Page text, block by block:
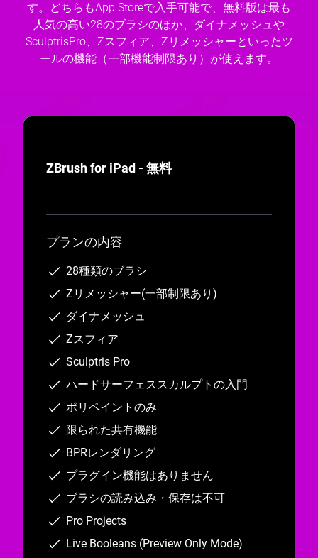
す。どちらもApp Storeで入手可能で、無料版は最も
人気の高い28のブラシのほか、ダイナメッシュや
SculptrisPro、Zスフィア、Zリメッシャーといったツ
ールの機能（一部機能制限あり）が使えます。
ZBrush for iPad - 無料
プランの内容
28種類のブラシ
Zリメッシャー(一部制限あり)
ダイナメッシュ
Zスフィア
Sculptris Pro
ハードサーフェススカルプトの入門
ポリペイントのみ
限られた共有機能
BPRレンダリング
プラグイン機能はありません
ブラシの読み込み・保存は不可
Pro Projects
Live Booleans (Preview Only Mode)